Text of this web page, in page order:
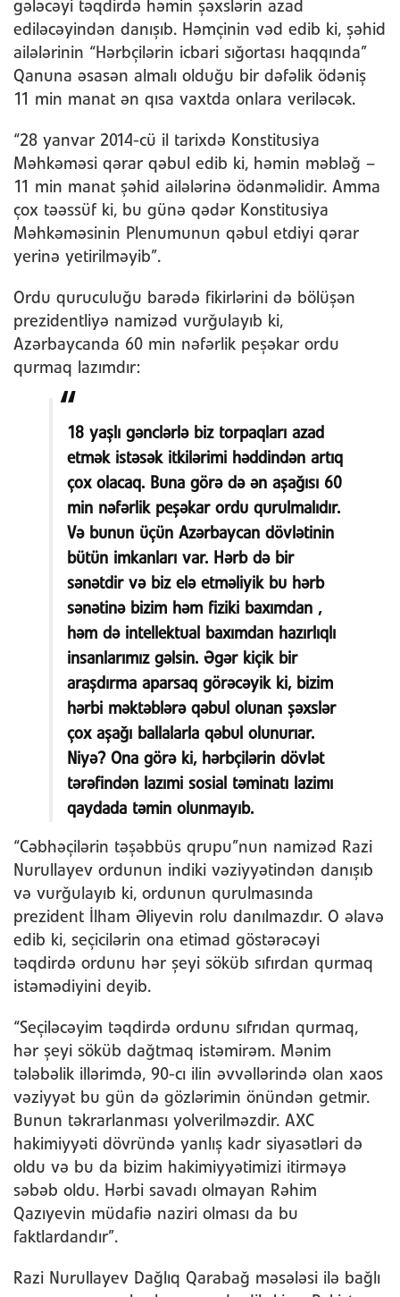
gələcəyi təqdirdə həmin şəxslərin azad
ediləcəyindən danışıb. Həmçinin vəd edib ki, şəhid
ailələrinin “Hərbçilərin icbari sığortası haqqında”
Qanuna əsasən almalı olduğu bir dəfəlik ödəniş
11 min manat ən qısa vaxtda onlara veriləcək.
“28 yanvar 2014-cü il tarixdə Konstitusiya
Məhkəməsi qərar qəbul edib ki, həmin məbləğ –
11 min manat şəhid ailələrinə ödənməlidir. Amma
çox təəssüf ki, bu günə qədər Konstitusiya
Məhkəməsinin Plenumunun qəbul etdiyi qərar
yerinə yetirilməyib”.
Ordu quruculuğu barədə fikirlərini də bölüşən
prezidentliyə namizəd vurğulayıb ki,
Azərbaycanda 60 min nəfərlik peşəkar ordu
qurmaq lazımdır:
18 yaşlı gənclərlə biz torpaqları azad
etmək istəsək itkilərimi həddindən artıq
çox olacaq. Buna görə də ən aşağısı 60
min nəfərlik peşəkar ordu qurulmalıdır.
Və bunun üçün Azərbaycan dövlətinin
bütün imkanları var. Hərb də bir
sənətdir və biz elə etməliyik bu hərb
sənətinə bizim həm fiziki baxımdan ,
həm də intellektual baxımdan hazırlıqlı
insanlarımız gəlsin. Əgər kiçik bir
araşdırma aparsaq görəcəyik ki, bizim
hərbi məktəblərə qəbul olunan şəxslər
çox aşağı ballalarla qəbul olunurıar.
Niyə? Ona görə ki, hərbçilərin dövlət
tərəfindən lazımi sosial təminatı lazimı
qaydada təmin olunmayıb.
“Cəbhəçilərin təşəbbüs qrupu”nun namizəd Razi
Nurullayev ordunun indiki vəziyyətindən danışıb
və vurğulayıb ki, ordunun qurulmasında
prezident İlham Əliyevin rolu danılmazdır. O əlavə
edib ki, seçicilərin ona etimad göstərəcəyi
təqdirdə ordunu hər şeyi söküb sıfırdan qurmaq
istəmədiyini deyib.
“Seçiləcəyim təqdirdə ordunu sıfrıdan qurmaq,
hər şeyi söküb dağtmaq istəmirəm. Mənim
tələbəlik illərimdə, 90-cı ilin əvvəllərində olan xaos
vəziyyət bu gün də gözlərimin önündən getmir.
Bunun təkrarlanması yolverilməzdir. AXC
hakimiyyəti dövründə yanlış kadr siyasətləri də
oldu və bu da bizim hakimiyyətimizi itirməyə
səbəb oldu. Hərbi savadı olmayan Rəhim
Qazıyevin müdafiə naziri olması da bu
faktlardandır”.
Razi Nurullayev Dağlıq Qarabağ məsələsi ilə bağlı